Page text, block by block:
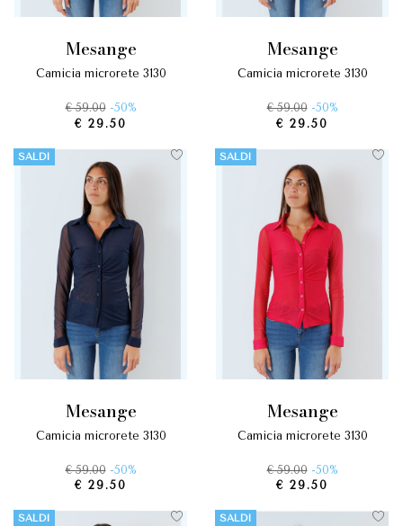
mesange
camicia microrete 3130
€ 59.00 -50%
€ 29.50
mesange
camicia microrete 3130
€ 59.00 -50%
€ 29.50
SALDI
mesange
camicia microrete 3130
€ 59.00 -50%
€ 29.50
SALDI
mesange
camicia microrete 3130
€ 59.00 -50%
€ 29.50
SALDI SALDI